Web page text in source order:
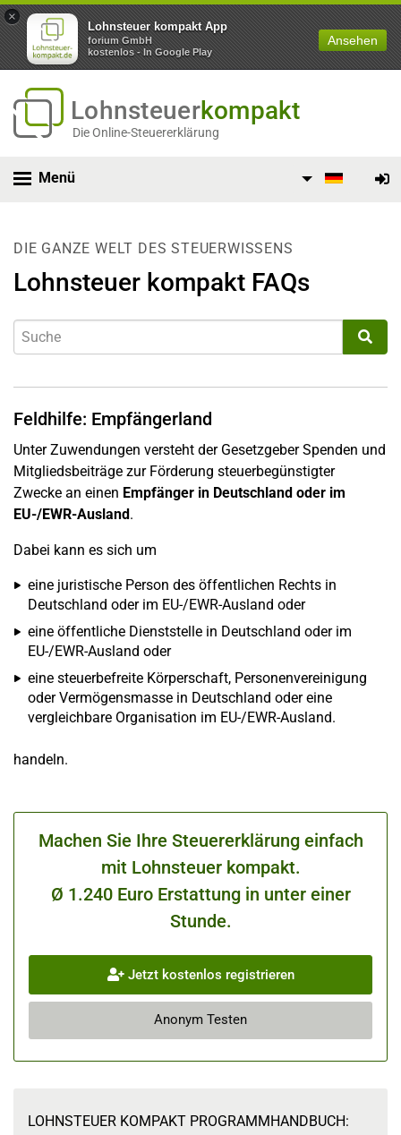
×
Lohnsteuer kompakt App
forium GmbH
kostenlos - In Google Play
Ansehen
Lohnsteuerkompakt
Die Online-Steuererklärung
Menü
DIE GANZE WELT DES STEUERWISSENS
Lohnsteuer kompakt FAQs
Feldhilfe: Empfängerland
Unter Zuwendungen versteht der Gesetzgeber Spenden und
Mitgliedsbeiträge zur Förderung steuerbegünstigter
Zwecke an einen Empfänger in Deutschland oder im
EU-/EWR-Ausland.
Dabei kann es sich um
eine juristische Person des öffentlichen Rechts in
Deutschland oder im EU-/EWR-Ausland oder
eine öffentliche Dienststelle in Deutschland oder im
EU-/EWR-Ausland oder
eine steuerbefreite Körperschaft, Personenvereinigung
oder Vermögensmasse in Deutschland oder eine
vergleichbare Organisation im EU-/EWR-Ausland.
handeln.
Machen Sie Ihre Steuererklärung einfach
mit Lohnsteuer kompakt.
Ø 1.240 Euro Erstattung in unter einer
Stunde.
Jetzt kostenlos registrieren
Anonym Testen
LOHNSTEUER KOMPAKT PROGRAMMHANDBUCH: